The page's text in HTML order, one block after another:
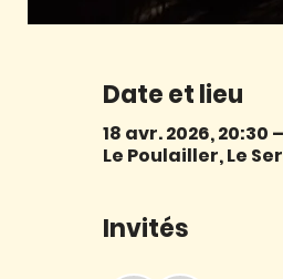
Date et lieu
18 avr. 2026, 20:30
Le Poulailler, Le
Invités